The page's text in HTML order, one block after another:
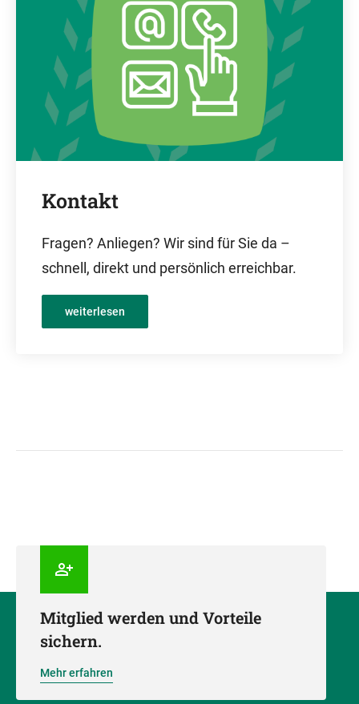
Kontakt
Fragen? Anliegen? Wir sind für Sie da –
schnell, direkt und persönlich erreichbar.
weiterlesen
Mitglied werden und Vorteile
sichern.
Mehr erfahren